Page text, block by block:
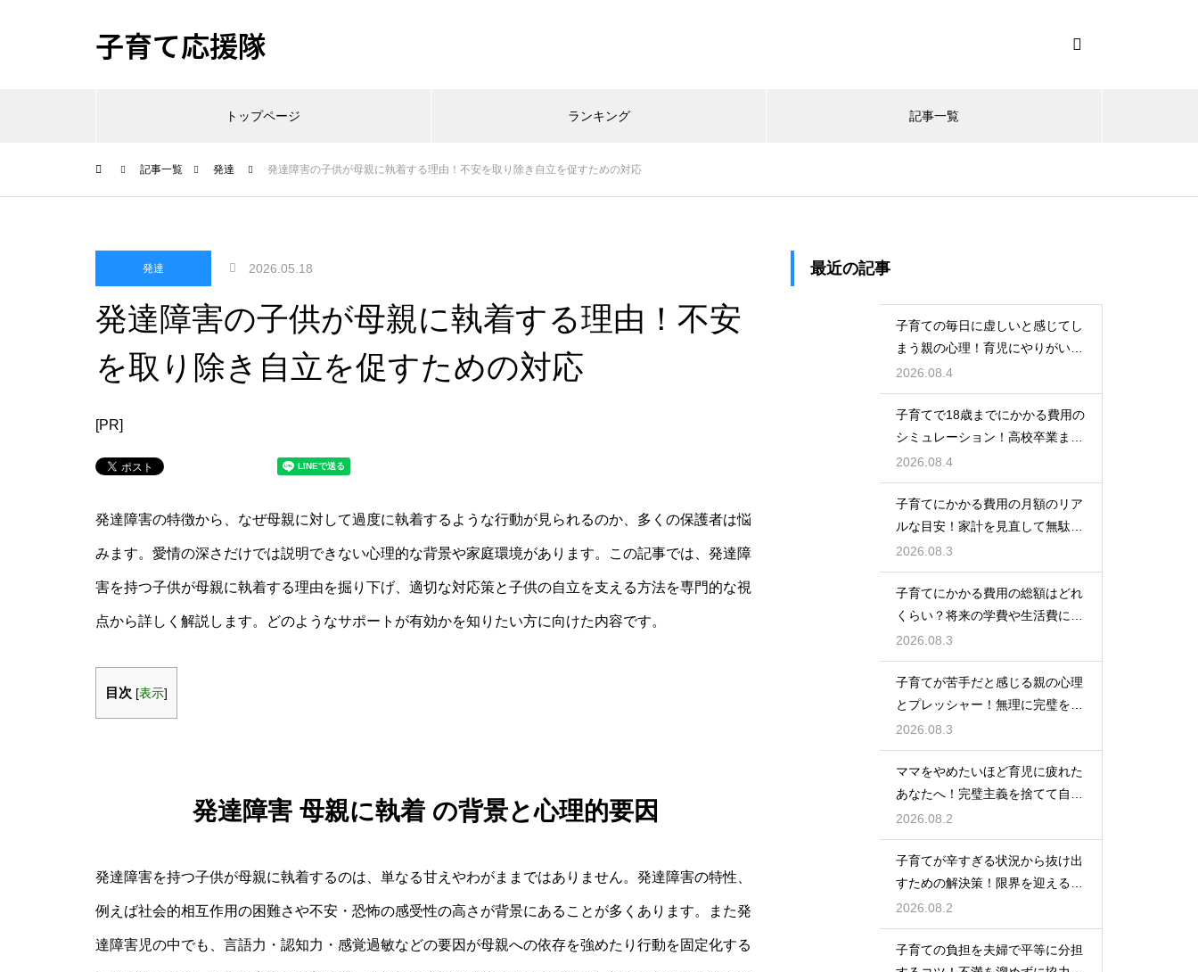
子育て応援隊
トップページ ランキング 記事一覧
記事一覧 発達 発達障害の子供が母親に執着する理由！不安を取り除き自立を促すための対応
発達 2026.05.18
発達障害の子供が母親に執着する理由！不安
を取り除き自立を促すための対応
[PR]
発達障害の特徴から、なぜ母親に対して過度に執着するような行動が見られるのか、多くの保護者は悩
みます。愛情の深さだけでは説明できない心理的な背景や家庭環境があります。この記事では、発達障
害を持つ子供が母親に執着する理由を掘り下げ、適切な対応策と子供の自立を支える方法を専門的な視
点から詳しく解説します。どのようなサポートが有効かを知りたい方に向けた内容です。
目次 [表示]
発達障害 母親に執着 の背景と心理的要因
発達障害を持つ子供が母親に執着するのは、単なる甘えやわがままではありません。発達障害の特性、
例えば社会的相互作用の困難さや不安・恐怖の感受性の高さが背景にあることが多くあります。また発
達障害児の中でも、言語力・認知力・感覚過敏などの要因が母親への依存を強めたり行動を固定化する
最近の記事
子育ての毎日に虚しいと感じてし
まう親の心理！育児にやりがいを
見出して自分自身の人生も豊かに
生きるための考え方
2026.08.4
子育てで18歳までにかかる費用の
シミュレーション！高校卒業まで
の教育資金を賢く準備して経済的
な不安を解消する
2026.08.4
子育てにかかる費用の月額のリア
ルな目安！家計を見直して無駄な
出費を抑えながら無理なく育児を
するための計画術
2026.08.3
子育てにかかる費用の総額はどれ
くらい？将来の学費や生活費に備
えて今から計画的に貯金をして教
育資金を準備する術
2026.08.3
子育てが苦手だと感じる親の心理
とプレッシャー！無理に完璧を目
指さずに自分らしいペースで育児
をするためのヒント
2026.08.3
ママをやめたいほど育児に疲れた
あなたへ！完璧主義を捨てて自分
自身を大切にしながら心に余裕を
取り戻すための方法
2026.08.2
子育てが辛すぎる状況から抜け出
すための解決策！限界を迎える前
に試してほしいストレス解消法と
頼れるサポート
2026.08.2
子育ての負担を夫婦で平等に分担